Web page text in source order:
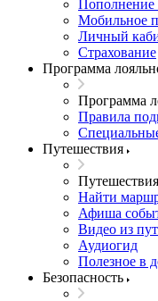
Пополнение
Мобильное
Личный
Страхование
Программа
Программа
Правила
Путешествия
Путешествия
Найти
Афиша
Видео из
Аудиогид
Полезное в
Безопасность